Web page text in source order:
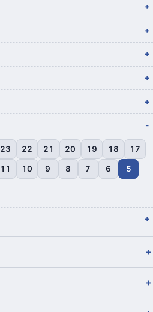
23 22 21 20 19 18 17
11 10 9 8 7 6 5